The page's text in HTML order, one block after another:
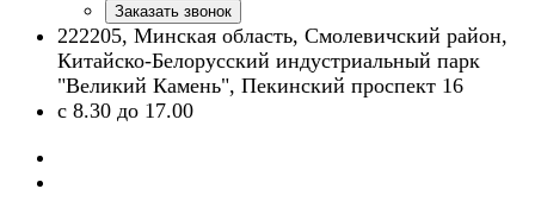
Заказать звонок
222205, Минская область, Смолевичский район,
Китайско-Белорусский индустриальный парк
"Великий Камень", Пекинский проспект 16
с 8.30 до 17.00